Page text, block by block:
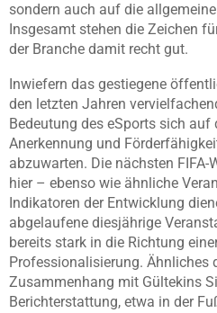
sondern auch auf die
Insgesamt stehen die Zeichen
der Branche damit recht gut.
Inwiefern das gestiegene
den letzten Jahren
Bedeutung des eSports sich
Anerkennung und
abzuwarten. Die nächsten
hier – ebenso wie ähnliche
Indikatoren der Entwicklung
abgelaufene diesjährige
bereits stark in die Richtung
Professionalisierung. Ähnliches
Zusammenhang mit Gültekins
Berichterstattung, etwa in der